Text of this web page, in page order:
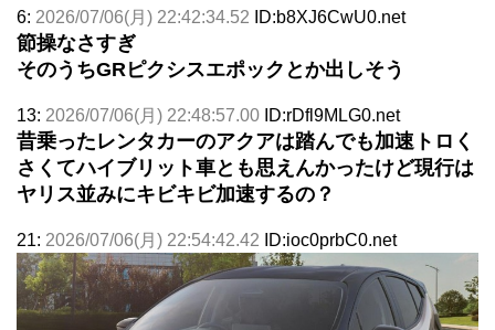
6: 2026/07/06(月) 22:42:34.52 ID:b8XJ6CwU0.net
節操なさすぎ
そのうちGRピクシスエポックとか出しそう
13: 2026/07/06(月) 22:48:57.00 ID:rDfl9MLG0.net
昔乗ったレンタカーのアクアは踏んでも加速トロく
さくてハイブリット車とも思えんかったけど現行は
ヤリス並みにキビキビ加速するの？
21: 2026/07/06(月) 22:54:42.42 ID:ioc0prbC0.net